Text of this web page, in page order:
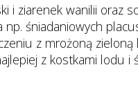
i ziarenek wanilii oraz
śniadaniowych
z mrożoną zieloną
z kostkami lodu i